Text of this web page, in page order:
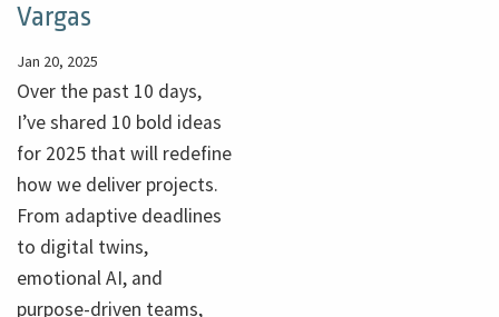
Vargas
Jan 20, 2025
Over the past 10 days,
I’ve shared 10 bold ideas
for 2025 that will redefine
how we deliver projects.
From adaptive deadlines
to digital twins,
emotional AI, and
purpose-driven teams,